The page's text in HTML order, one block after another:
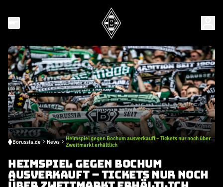
Borussia.de News
Heimspiel gegen Bochum ausverkauft – Tickets nur noch über
Zweitmarkt erhältlich
HEIMSPIEL GEGEN BOCHUM
AUSVERKAUFT – TICKETS NUR NOCH